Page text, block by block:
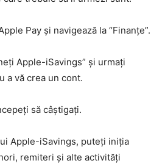
Pay și navigează la “Finanțe”.
Apple-iSavings” și urmați
a vă crea un cont.
să câștigați.
Apple-iSavings, puteți iniția
remiteri și alte activități